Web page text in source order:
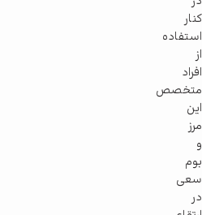
کنار
استفاده
از
افراد
متخصص
این
مرز
و
بوم
سعی
در